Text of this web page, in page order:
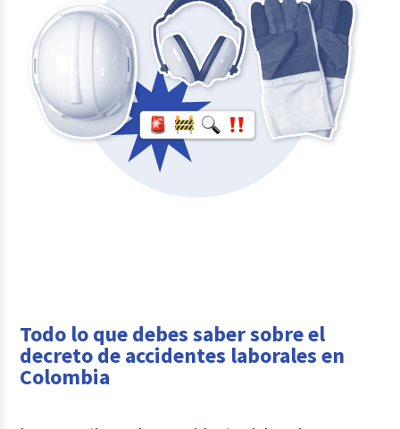
Todo lo que debes saber sobre el
decreto de accidentes laborales en
Colombia